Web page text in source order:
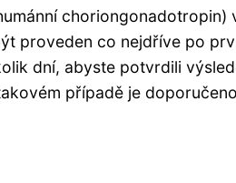
choriongonadotropin)
proveden co nejdříve po
dní, abyste potvrdili
případě je